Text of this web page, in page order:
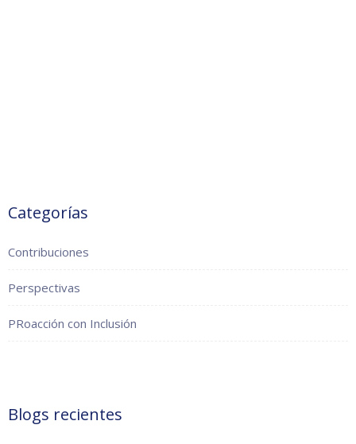
Categorías
Contribuciones
Perspectivas
PRoacción con Inclusión
Blogs recientes